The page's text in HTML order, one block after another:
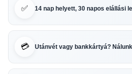
✅ 14 nap helyett, 30 napos elállási
💳 Utánvét vagy bankkártyá?